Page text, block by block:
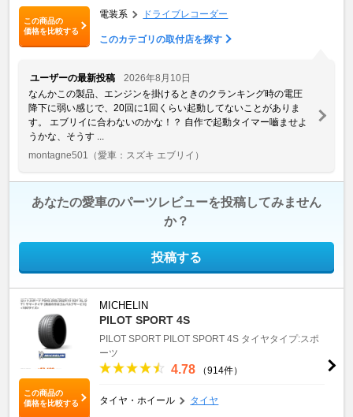
この商品の
価格を比較する
電装系 ドライブレコーダー
このカテゴリの取付店を探す
ユーザーの最新投稿
2026年8月10日
なんかこの製品、エンジンを掛けるときのクランキング時の電圧
降下に弱い感じで、20回に1回くらい起動してないことがありま
す。 エブリイに合わないのかな！？ 自作で起動タイマー嚙ませよ
うかな、そうす ...
montagne501
（愛車：スズキ エブリイ）
あなたの愛車のパーツレビューを投稿してみません
か？
投稿する
この商品の
価格を比較する
MICHELIN
PILOT SPORT 4S
PILOT SPORT PILOT SPORT 4S タイヤタイプ:スポ
ーツ
4.78 （914件）
タイヤ・ホイール タイヤ